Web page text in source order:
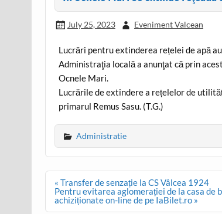
July 25, 2023 Eveniment Valcean
Lucrări pentru extinderea rețelei de apă
Administraţia locală a anunţat că prin
Ocnele Mari.
Lucrările de extindere a rețelelor de
primarul Remus Sasu. (T.G.)
Administratie
Post
navigation
« Transfer de senzație la CS Vâlcea 1924
Pentru evitarea aglomerației de la casa de
achiziționate on-line de pe IaBilet.ro »